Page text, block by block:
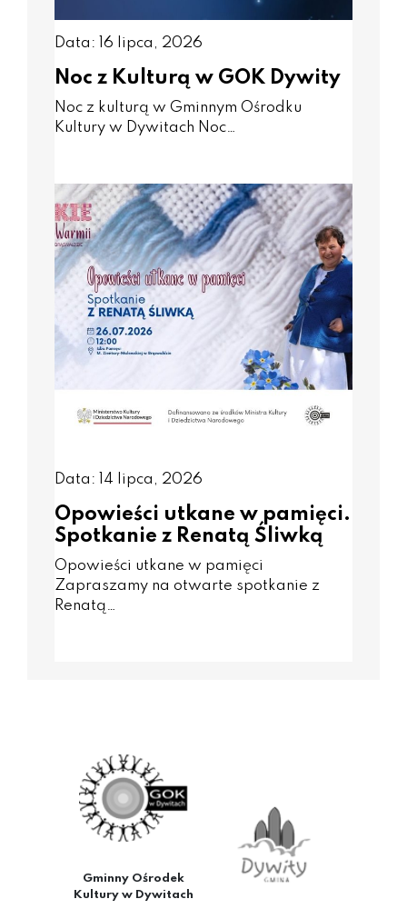
Data: 16 lipca, 2026
Noc z Kulturą w GOK Dywity
Noc z kulturą w Gminnym Ośrodku
Kultury w Dywitach Noc…
Data: 14 lipca, 2026
Opowieści utkane w pamięci.
Spotkanie z Renatą Śliwką
Opowieści utkane w pamięci
Zapraszamy na otwarte spotkanie z
Renatą…
Gminny Ośrodek
Kultury w Dywitach